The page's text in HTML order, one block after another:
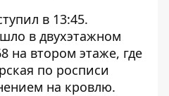
в 13:45.
в двухэтажном
на втором этаже, где
по росписи
на кровлю.